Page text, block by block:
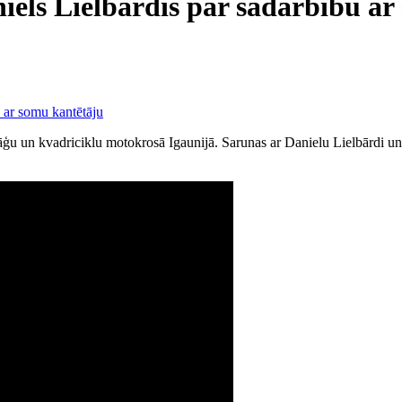
Lielbārdis par sadarbību
un kvadriciklu motokrosā Igaunijā. Sarunas ar Danielu Lielbārdi